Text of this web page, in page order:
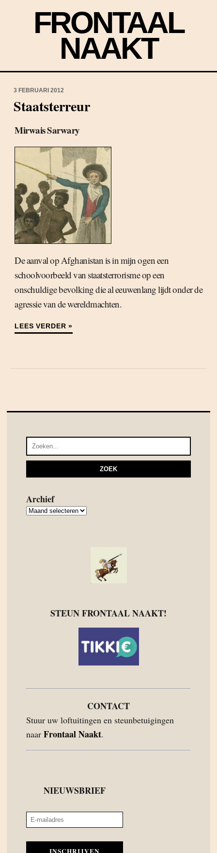
FRONTAAL
NAAKT
3 FEBRUARI 2012
Staatsterreur
Mirwais Sarwary
De aanval op Afghanistan is in mijn ogen een
schoolvoorbeeld van staatsterrorisme op een
onschuldige bevolking die al eeuwenlang lijdt onder de
agressie van de wereldmachten.
LEES VERDER »
Archief
Archief
STEUN FRONTAAL NAAKT!
CONTACT
Stuur uw loftuitingen en steunbetuigingen
naar Frontaal Naakt.
NIEUWSBRIEF
INSCHRIJVEN